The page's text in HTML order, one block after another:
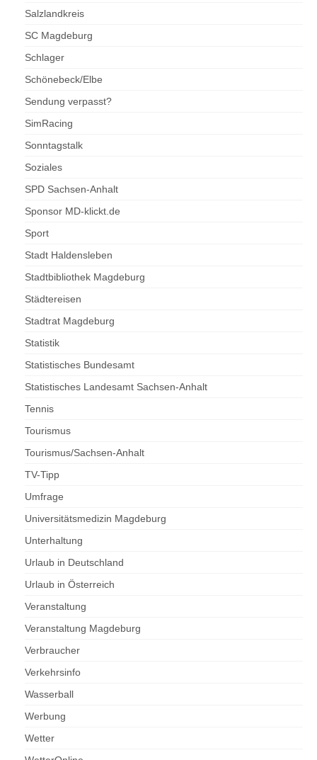
Salzlandkreis
SC Magdeburg
Schlager
Schönebeck/Elbe
Sendung verpasst?
SimRacing
Sonntagstalk
Soziales
SPD Sachsen-Anhalt
Sponsor MD-klickt.de
Sport
Stadt Haldensleben
Stadtbibliothek Magdeburg
Städtereisen
Stadtrat Magdeburg
Statistik
Statistisches Bundesamt
Statistisches Landesamt Sachsen-Anhalt
Tennis
Tourismus
Tourismus/Sachsen-Anhalt
TV-Tipp
Umfrage
Universitätsmedizin Magdeburg
Unterhaltung
Urlaub in Deutschland
Urlaub in Österreich
Veranstaltung
Veranstaltung Magdeburg
Verbraucher
Verkehrsinfo
Wasserball
Werbung
Wetter